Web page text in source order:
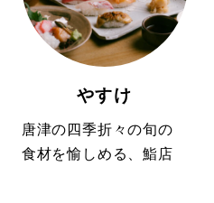
やすけ
唐津の四季折々の旬の
食材を愉しめる、鮨店